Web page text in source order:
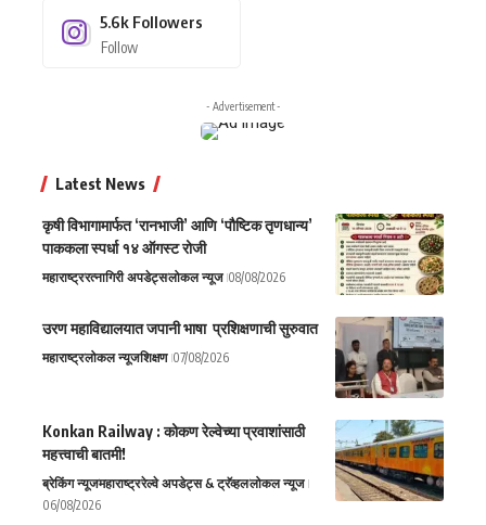
5.6k Followers
Follow
- Advertisement -
Latest News
कृषी विभागामार्फत ‘रानभाजी’ आणि ‘पौष्टिक तृणधान्य’
पाककला स्पर्धा १४ ऑगस्ट रोजी
महाराष्ट्ररत्नागिरी अपडेट्सलोकल न्यूज 08/08/2026
उरण महाविद्यालयात जपानी भाषा प्रशिक्षणाची सुरुवात
महाराष्ट्रलोकल न्यूजशिक्षण 07/08/2026
Konkan Railway : कोकण रेल्वेच्या प्रवाशांसाठी
महत्त्वाची बातमी!
ब्रेकिंग न्यूजमहाराष्ट्ररेल्वे अपडेट्स & ट्रॅव्हललोकल न्यूज
06/08/2026